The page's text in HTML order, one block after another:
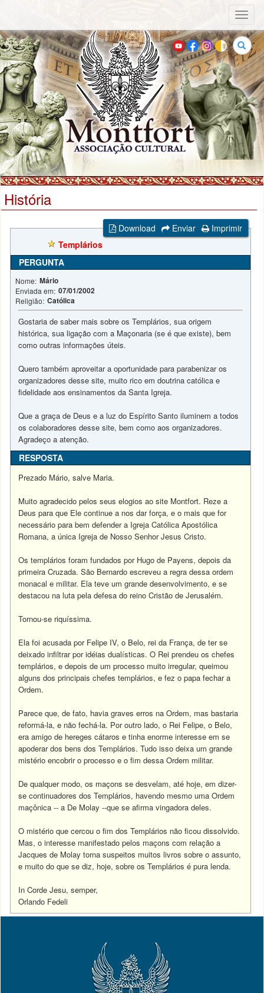
Buscar
História
Download Enviar
Imprimir
Templários
PERGUNTA
Nome: Mário
Enviada em: 07/01/2002
Religião: Católica
Gostaria de saber mais sobre os Templários, sua origem
histórica, sua ligação com a Maçonaria (se é que existe), bem
como outras informações úteis.
Quero também aproveitar a oportunidade para parabenizar os
organizadores desse site, muito rico em doutrina católica e
fidelidade aos ensinamentos da Santa Igreja.
Que a graça de Deus e a luz do Espírito Santo iluminem a todos
os colaboradores desse site, bem como aos organizadores.
Agradeço a atenção.
RESPOSTA
Prezado Mário, salve Maria.
Muito agradecido pelos seus elogios ao site Montfort. Reze a
Deus para que Ele continue a nos dar força, e o mais que for
necessário para bem defender a Igreja Católica Apostólica
Romana, a única Igreja de Nosso Senhor Jesus Cristo.
Os templários foram fundados por Hugo de Payens, depois da
primeira Cruzada. São Bernardo escreveu a regra dessa ordem
monacal e militar. Ela teve um grande desenvolvimento, e se
destacou na luta pela defesa do reino Cristão de Jerusalém.
Tornou-se riquíssima.
Ela foi acusada por Felipe IV, o Belo, rei da França, de ter se
deixado infiltrar por idéias dualísticas. O Rei prendeu os chefes
templários, e depois de um processo muito irregular, queimou
alguns dos principais chefes templários, e fez o papa fechar a
Ordem.
Parece que, de fato, havia graves erros na Ordem, mas bastaria
reformá-la, e não fechá-la. Por outro lado, o Rei Felipe, o Belo,
era amigo de hereges cátaros e tinha enorme interesse em se
apoderar dos bens dos Templários. Tudo isso deixa um grande
mistério encobrir o processo e o fim dessa Ordem militar.
De qualquer modo, os maçons se desvelam, até hoje, em dizer-
se continuadores dos Templários, havendo mesmo uma Ordem
maçônica -- a De Molay --que se afirma vingadora deles.
O mistério que cercou o fim dos Templários não ficou dissolvido.
Mas, o interesse manifestado pelos maçons com relação a
Jacques de Molay torna suspeitos muitos livros sobre o assunto,
e muito do que se diz, hoje, sobre os Templários é pura lenda.
In Corde Jesu, semper,
Orlando Fedeli